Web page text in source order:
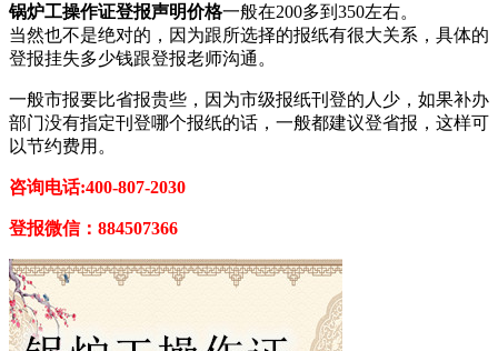
锅炉工操作证登报声明价格一般在200多到350左右。
当然也不是绝对的，因为跟所选择的报纸有很大关系，具体的
登报挂失多少钱跟登报老师沟通。
一般市报要比省报贵些，因为市级报纸刊登的人少，如果补办
部门没有指定刊登哪个报纸的话，一般都建议登省报，这样可
以节约费用。
咨询电话:400-807-2030
登报微信：884507366